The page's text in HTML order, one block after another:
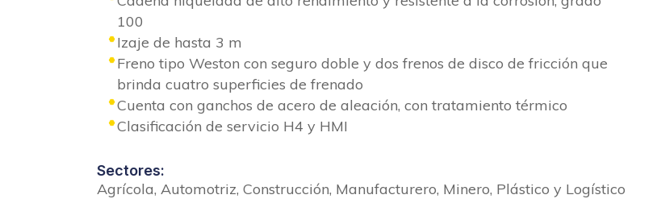
100
Izaje de hasta 3 m
Freno tipo Weston con seguro doble y dos frenos de disco de fricción que
brinda cuatro superficies de frenado
Cuenta con ganchos de acero de aleación, con tratamiento térmico
Clasificación de servicio H4 y HMI
Sectores:
Agrícola, Automotriz, Construcción, Manufacturero, Minero, Plástico y Logístico